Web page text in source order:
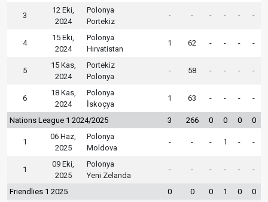
3
12 Eki,
2024
Polonya
Portekiz
- - - - - -
4
15 Eki,
2024
Polonya
Hırvatistan
1 62 - - - -
5
15 Kas,
2024
Portekiz
Polonya
- 58 - - - -
6
18 Kas,
2024
Polonya
İskoçya
1 63 - - - -
Nations League 1 2024/2025 3 266 0 0 0 0
1
06 Haz,
2025
Polonya
Moldova
- - - 1 - -
1
09 Eki,
2025
Polonya
Yeni Zelanda
- - - - - -
Friendlies 1 2025 0 0 0 1 0 0